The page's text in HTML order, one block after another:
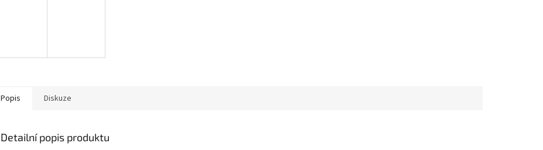
Popis Diskuze
Detailní popis produktu